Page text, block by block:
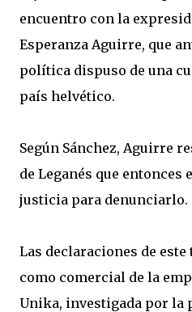
encuentro con la
Esperanza Aguirre, que
política dispuso de una
país helvético.
Según Sánchez, Aguirre
de Leganés que entonces
justicia para denunciarlo.
Las declaraciones de
como comercial de la
Unika, investigada por la